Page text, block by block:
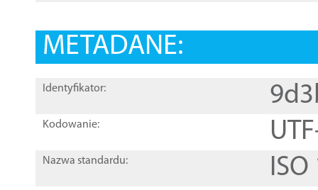
METADANE:
Identyfikator:
Kodowanie:
Nazwa standardu: